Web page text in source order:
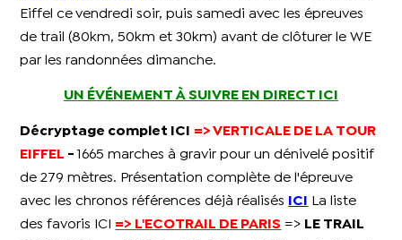
Eiffel ce vendredi soir, puis samedi avec les épreuves
de trail (80km, 50km et 30km) avant de clôturer le WE
par les randonnées dimanche.
UN ÉVÉNEMENT À SUIVRE EN DIRECT ICI
Décryptage complet ICI
=> VERTICALE DE LA TOUR
EIFFEL -1665 marches à gravir pour un dénivelé positif
de 279 mètres. Présentation complète de l'épreuve
avec les chronos références déjà réalisés
ICI
La liste
des favoris ICI
=> L'ECOTRAIL DE PARIS => L E TRAIL